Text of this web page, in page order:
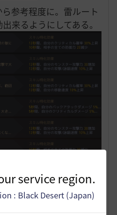
service region.
: Black Desert (Japan)
参考程度に。雷ルート
来るようにしてある。
回し
訳ないが、伝承WTに明